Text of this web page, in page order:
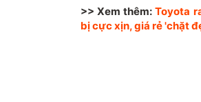
>> Xem thêm:Toyota
bị cực xịn, giá rẻ 'chặt